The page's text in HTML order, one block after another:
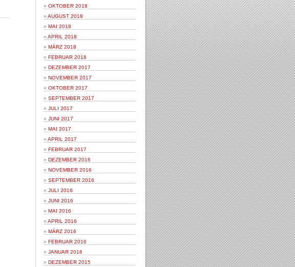
OKTOBER 2018
AUGUST 2018
MAI 2018
APRIL 2018
MÄRZ 2018
FEBRUAR 2018
DEZEMBER 2017
NOVEMBER 2017
OKTOBER 2017
SEPTEMBER 2017
JULI 2017
JUNI 2017
MAI 2017
APRIL 2017
FEBRUAR 2017
DEZEMBER 2016
NOVEMBER 2016
SEPTEMBER 2016
JULI 2016
JUNI 2016
MAI 2016
APRIL 2016
MÄRZ 2016
FEBRUAR 2016
JANUAR 2016
DEZEMBER 2015